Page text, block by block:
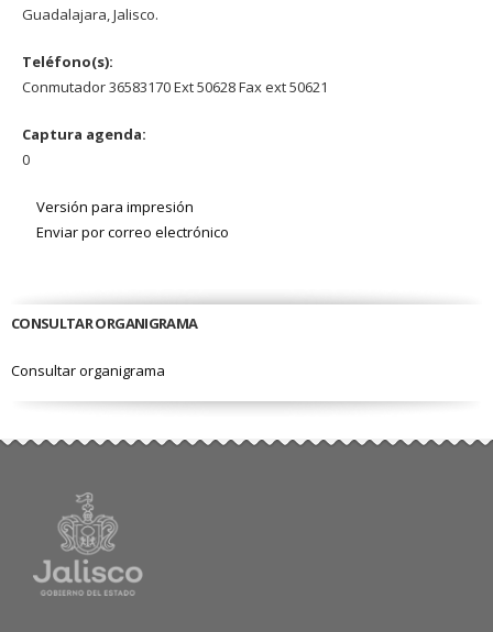
Guadalajara, Jalisco.
Teléfono(s):
Conmutador 36583170 Ext 50628 Fax ext 50621
Captura agenda:
0
Versión para impresión
Enviar por correo electrónico
CONSULTAR ORGANIGRAMA
Consultar organigrama